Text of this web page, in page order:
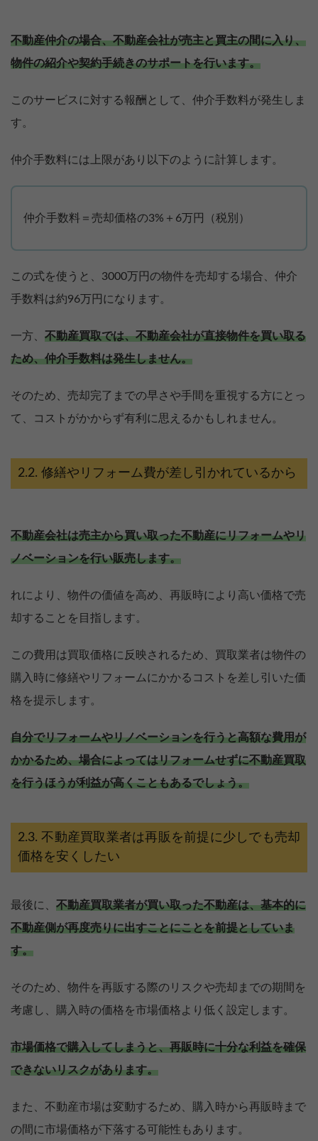
不動産仲介の場合、不動産会社が売主と買主の間に入り、
物件の紹介や契約手続きのサポートを行います。
このサービスに対する報酬として、仲介手数料が発生しま
す。
仲介手数料には上限があり以下のように計算します。
仲介手数料＝売却価格の3%＋6万円（税別）
この式を使うと、3000万円の物件を売却する場合、仲介
手数料は約96万円になります。
一方、 不動産買取では、不動産会社が直接物件を買い取る
ため、仲介手数料は発生しません。
そのため、売却完了までの早さや手間を重視する方にとっ
て、コストがかからず有利に思えるかもしれません。
修繕やリフォーム費が差し引かれているから
不動産会社は売主から買い取った不動産にリフォームやリ
ノベーションを行い販売します。
れにより、物件の価値を高め、再販時により高い価格で売
却することを目指します。
この費用は買取価格に反映されるため、買取業者は物件の
購入時に修繕やリフォームにかかるコストを差し引いた価
格を提示します。
自分でリフォームやリノベーションを行うと高額な費用が
かかるため、場合によってはリフォームせずに不動産買取
を行うほうが利益が高くこともあるでしょう。
不動産買取業者は再販を前提に少しでも売却
価格を安くしたい
最後に、 不動産買取業者が買い取った不動産は、基本的に
不動産側が再度売りに出すことにことを前提としていま
す。
そのため、物件を再販する際のリスクや売却までの期間を
考慮し、購入時の価格を市場価格より低く設定します。
市場価格で購入してしまうと、再販時に十分な利益を確保
できないリスクがあります。
また、不動産市場は変動するため、購入時から再販時まで
の間に市場価格が下落する可能性もあります。